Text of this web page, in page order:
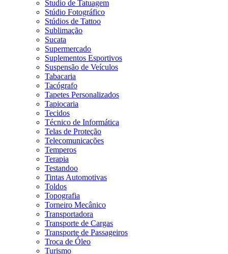
Studio de Tatuagem
Stúdio Fotográfico
Stúdios de Tattoo
Sublimação
Sucata
Supermercado
Suplementos Esportivos
Suspensão de Veículos
Tabacaria
Tacógrafo
Tapetes Personalizados
Tapiocaria
Tecidos
Técnico de Informática
Telas de Proteção
Telecomunicações
Temperos
Terapia
Testandoo
Tintas Automotivas
Toldos
Topografia
Torneiro Mecânico
Transportadora
Transporte de Cargas
Transporte de Passageiros
Troca de Óleo
Turismo